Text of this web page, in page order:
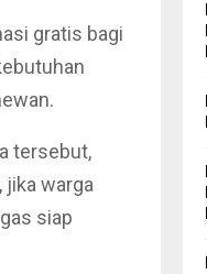
gratis bagi
tersebut,
warga
siap